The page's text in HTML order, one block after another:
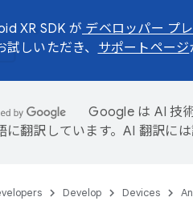
XR SDK が デベロッパー プ
試しいただき、 サポートページ
Google は AI 技
に翻訳しています。AI 翻訳に
Develop Devices